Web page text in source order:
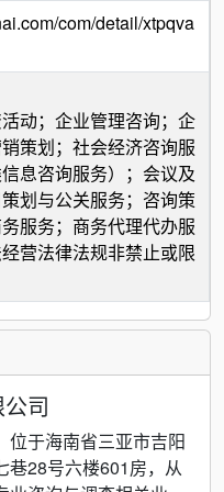
com/detail/xtpqva
动；企业管理咨询；企
策划；社会经济咨询服
息咨询服务）；会议及
划与公关服务；咨询策
服务；商务代理代办服
营法律法规非禁止或限
司
位于海南省三亚市吉阳
巷28号六楼601房，从